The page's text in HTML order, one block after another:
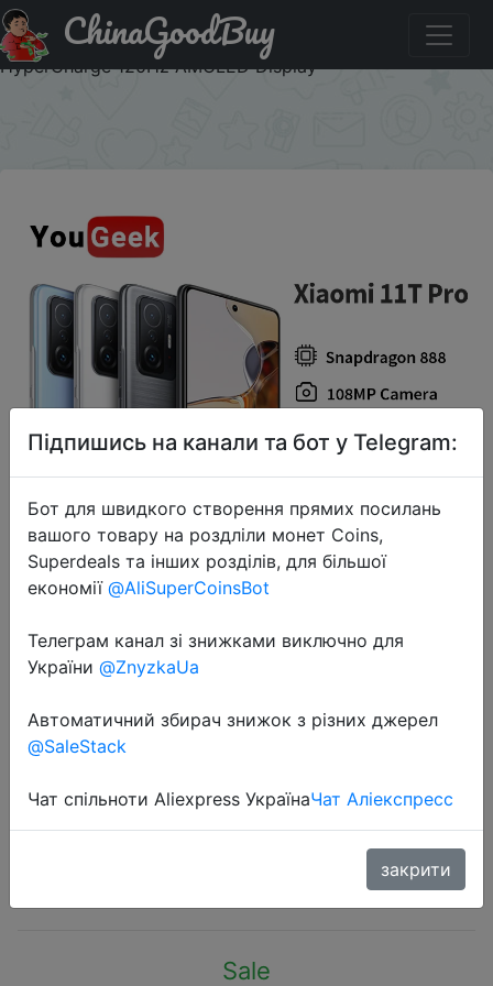
Знижка на Global Version Xiaomi Mi 11T Pro Smartphone
11 T Snapdragon 888 Octa Core 108MP Camera 120W
HyperCharge 120Hz AMOLED Display
ChinaGoodBuy
2022-10-27
Global Version Xiaomi Mi 11T Pro
Smartphone 11 T Snapdragon 888
Octa Core 108MP Camera 120W
Display
Sale
Підпишись на канали та бот у Telegram:
Бот для швидкого створення прямих посилань
вашого товару на роздліли монет Coins,
Superdeals та інших розділів, для більшої
економії @AliSuperCoinsBot
Телеграм канал зі знижками виключно для
України @ZnyzkaUa
Автоматичний збирач знижок з різних джерел
@SaleStack
Чат спільноти Aliexpress УкраїнаЧат Аліекспресс
закрити